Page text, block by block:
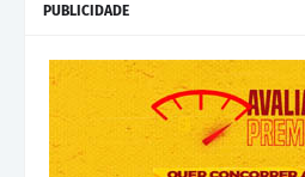
PUBLICIDADE